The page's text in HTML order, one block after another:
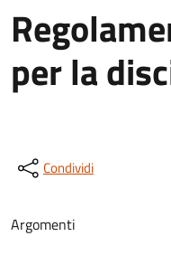
per la
Condividi
Argomenti